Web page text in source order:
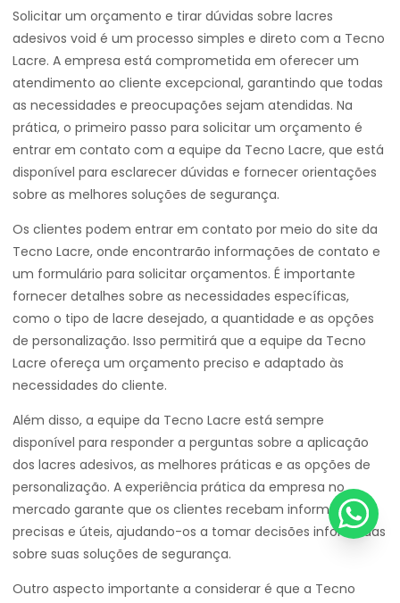
Solicitar um orçamento e tirar dúvidas sobre lacres
adesivos void é um processo simples e direto com a Tecno
Lacre. A empresa está comprometida em oferecer um
atendimento ao cliente excepcional, garantindo que todas
as necessidades e preocupações sejam atendidas. Na
prática, o primeiro passo para solicitar um orçamento é
entrar em contato com a equipe da Tecno Lacre, que está
disponível para esclarecer dúvidas e fornecer orientações
sobre as melhores soluções de segurança.
Os clientes podem entrar em contato por meio do site da
Tecno Lacre, onde encontrarão informações de contato e
um formulário para solicitar orçamentos. É importante
fornecer detalhes sobre as necessidades específicas,
como o tipo de lacre desejado, a quantidade e as opções
de personalização. Isso permitirá que a equipe da Tecno
Lacre ofereça um orçamento preciso e adaptado às
necessidades do cliente.
Além disso, a equipe da Tecno Lacre está sempre
disponível para responder a perguntas sobre a aplicação
dos lacres adesivos, as melhores práticas e as opções de
personalização. A experiência prática da empresa no
mercado garante que os clientes recebam informações
precisas e úteis, ajudando-os a tomar decisões informadas
sobre suas soluções de segurança.
Outro aspecto importante a considerar é que a Tecno